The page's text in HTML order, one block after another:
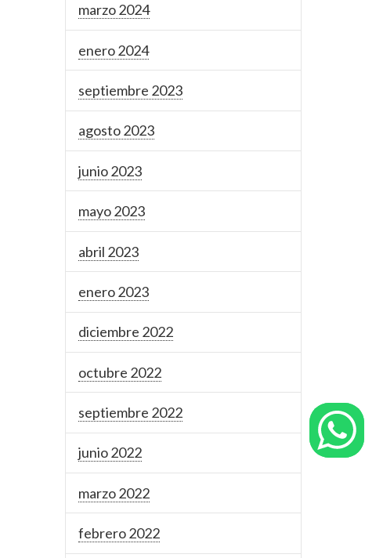
marzo 2024
enero 2024
septiembre 2023
agosto 2023
junio 2023
mayo 2023
abril 2023
enero 2023
diciembre 2022
octubre 2022
septiembre 2022
junio 2022
marzo 2022
febrero 2022